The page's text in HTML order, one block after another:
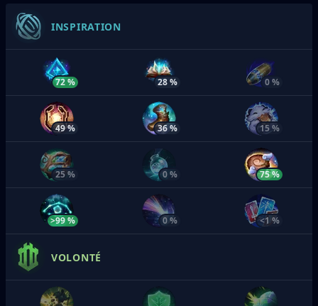
INSPIRATION
72 % 28 % 0 %
49 % 36 % 15 %
25 % 0 % 75 %
>99 % 0 % <1 %
VOLONTÉ